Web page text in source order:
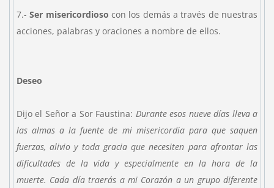
7.-Ser misericordioso con los demás a través de nuestras
acciones, palabras y oraciones a nombre de ellos.
Deseo
Dijo el Señor a Sor Faustina: Durante esos nueve días lleva a
las almas a la fuente de mi misericordia para que saquen
fuerzas, alivio y toda gracia que necesiten para afrontar las
dificultades de la vida y especialmente en la hora de la
muerte. Cada día traerás a mi Corazón a un grupo diferente